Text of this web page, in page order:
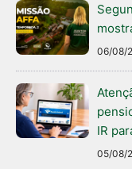
06/08/
IR
05/08/